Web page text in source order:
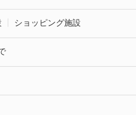
ショッピング施設